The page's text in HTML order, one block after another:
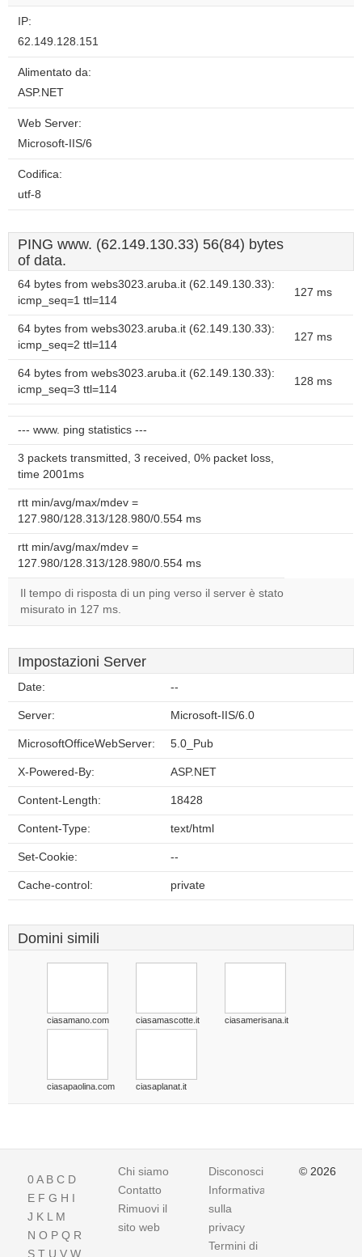
IP:
62.149.128.151
Alimentato da:
ASP.NET
Web Server:
Microsoft-IIS/6
Codifica:
utf-8
PING www. (62.149.130.33) 56(84) bytes
of data.
64 bytes from webs3023.aruba.it (62.149.130.33):
icmp_seq=1 ttl=114
127 ms
64 bytes from webs3023.aruba.it (62.149.130.33):
icmp_seq=2 ttl=114
127 ms
64 bytes from webs3023.aruba.it (62.149.130.33):
icmp_seq=3 ttl=114
128 ms
--- www. ping statistics ---
3 packets transmitted, 3 received, 0% packet loss,
time 2001ms
rtt min/avg/max/mdev =
127.980/128.313/128.980/0.554 ms
rtt min/avg/max/mdev =
127.980/128.313/128.980/0.554 ms
Il tempo di risposta di un ping verso il server è stato
misurato in 127 ms.
Impostazioni Server
Date: --
Server: Microsoft-IIS/6.0
MicrosoftOfficeWebServer: 5.0_Pub
X-Powered-By: ASP.NET
Content-Length: 18428
Content-Type: text/html
Set-Cookie: --
Cache-control: private
Domini simili
ciasamano.com ciasamascotte.it ciasamerisana.it
ciasapaolina.com ciasaplanat.it
0A B C D
E F G H I
J K L M
N O P Q R
S T U V W
Chi siamo
Contatto
Rimuovi il
sito web
Disconoscimento
Informativa
sulla
privacy
Termini di
© 2026